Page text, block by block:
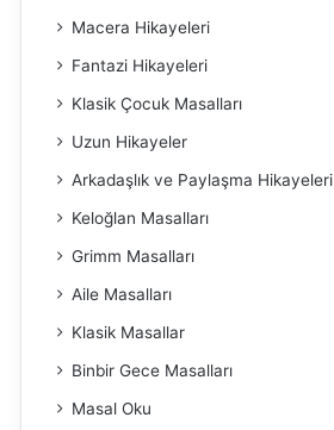
Macera Hikayeleri
Fantazi Hikayeleri
Klasik Çocuk Masalları
Uzun Hikayeler
Arkadaşlık ve Paylaşma Hikayeleri
Keloğlan Masalları
Grimm Masalları
Aile Masalları
Klasik Masallar
Binbir Gece Masalları
Masal Oku